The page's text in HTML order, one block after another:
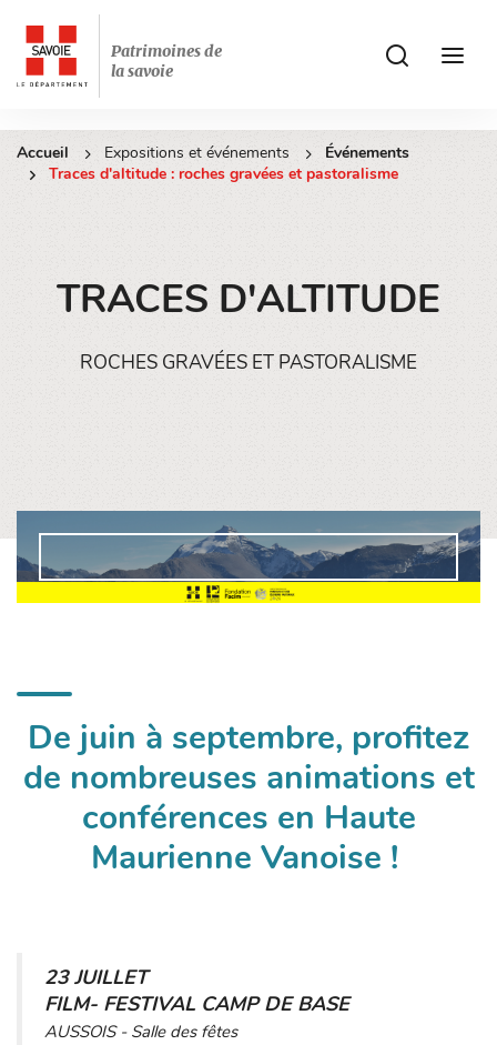
Patrimoines de
la savoie
Accueil Expositions et événements
Événements
Traces d'altitude : roches gravées et pastoralisme
TRACES D'ALTITUDE
ROCHES GRAVÉES ET PASTORALISME
De juin à septembre, profitez
de nombreuses animations et
conférences en Haute
Maurienne Vanoise !
23 JUILLET
FILM- FESTIVAL CAMP DE BASE
AUSSOIS - Salle des fêtes